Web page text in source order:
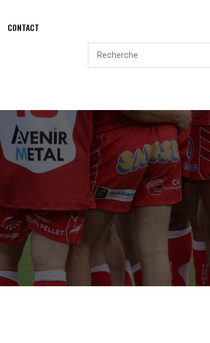
DE
du club de Rugby de l’ASSMIDA sont le moteur
terrain. Leur soutien inébranlable renforce
à la croissance continue de notre équipe.
solide qui transcende le sport pour
et d’excellence.
CONTACT